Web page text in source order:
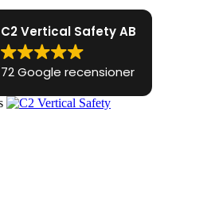
C2 Vertical Safety AB
72 Google recensioner